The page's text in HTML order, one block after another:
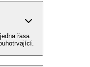
řasa